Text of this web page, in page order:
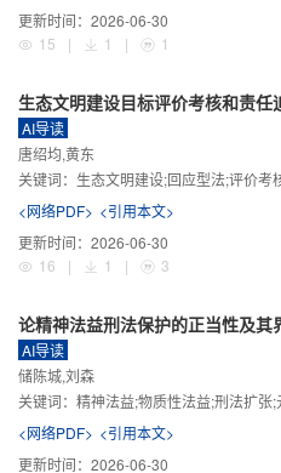
更新时间： 2026-06-30
15
| 1 | 1
生态文明建设目标评价考核和责任
AI导读
唐绍均,黄东
关键词： 生态文明建设;回应型法;评价考
<网络PDF> <引用本文>
更新时间： 2026-06-30
16
| 1 | 3
论精神法益刑法保护的正当性及其
AI导读
储陈城,刘森
关键词： 精神法益;物质性法益;刑法扩张
<网络PDF> <引用本文>
更新时间： 2026-06-30